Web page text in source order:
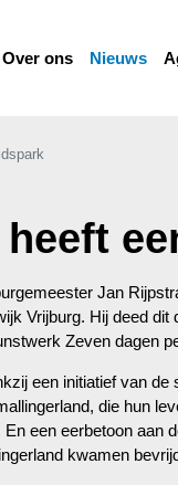
Over ons Nieuws
Jan
Vrijburg. Hij deed
Zeven dagen
een initiatief van
die hun
een eerbetoon aan
kwamen